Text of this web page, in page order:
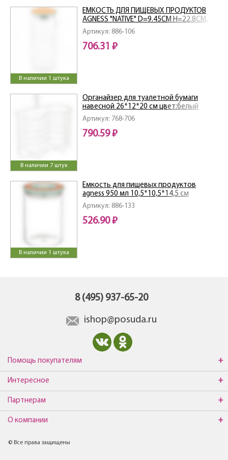
В наличии 1 штука
Артикул: 886-106
ЕМКОСТЬ ДЛЯ ПИЩЕВЫХ ПРОДУКТОВ
AGNESS "NATIVE" D=9.45СМ H=22.8СМ,
1100 МЛ
706.31 ₽
В наличии 7 штук
Артикул: 768-706
Органайзер для туалетной бумаги
навесной 26*12*20 см цвет:белый
790.59 ₽
В наличии 1 штука
Артикул: 886-133
Емкость для пищевых продуктов
agness 950 мл 10,5*10,5*14,5 см
526.90 ₽
8 (495) 937-65-20
ishop@posuda.ru
Помощь покупателям
Интересное
Партнерам
О компании
© Все права защищены